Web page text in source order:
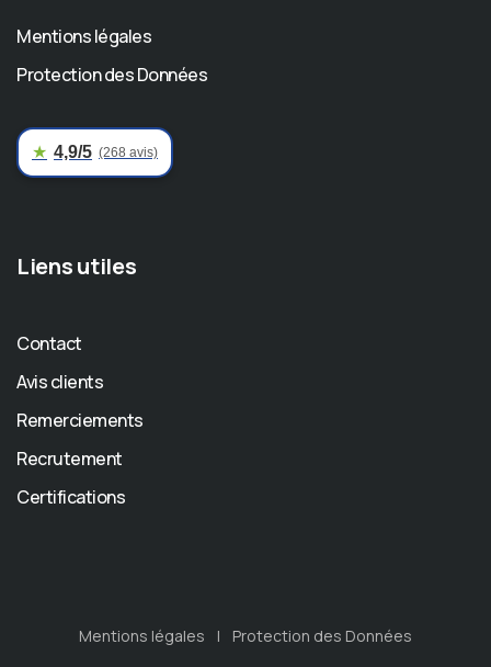
Mentions légales
Protection des Données
★ 4,9/5 (268 avis)
Liens utiles
Contact
Avis clients
Remerciements
Recrutement
Certifications
Mentions légales Protection des Données